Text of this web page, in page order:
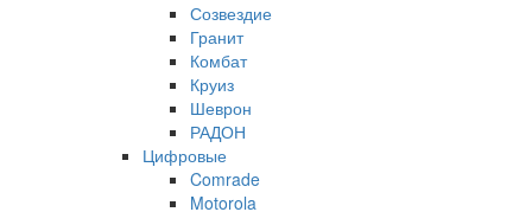
Созвездие
Гранит
Комбат
Круиз
Шеврон
РАДОН
Цифровые
Comrade
Motorola